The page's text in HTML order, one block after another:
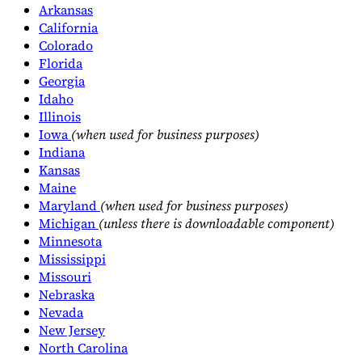
Experts
Unsere Autoren
Arkansas
California
Colorado
Florida
Georgia
Idaho
Illinois
Iowa(when used for business purposes)
Indiana
Kansas
Maine
Maryland (when used for business purposes)
Michigan (unless there is downloadable component)
Minnesota
Mississippi
Missouri
Nebraska
Nevada
New Jersey
North Carolina